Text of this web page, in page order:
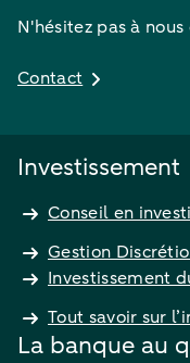
N'hésitez pas à
Contact
Investissement
Conseil en
Gestion
Investissement
Tout savoir sur
La banque au